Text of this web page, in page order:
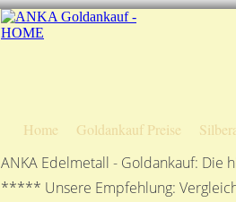
Home Goldankauf Preise
ANKA Edelmetall - Goldankauf: Die
***** Unsere Empfehlung: